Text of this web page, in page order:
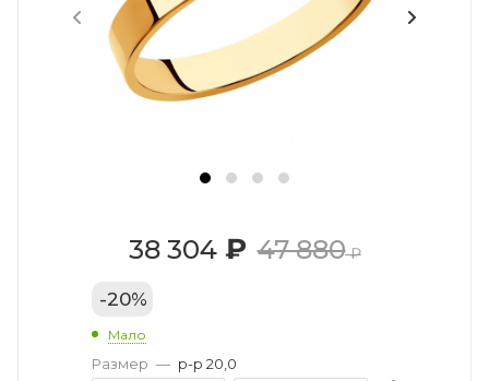
38 304₽ 47 880₽
-20%
Мало
Размер — р-р 20,0